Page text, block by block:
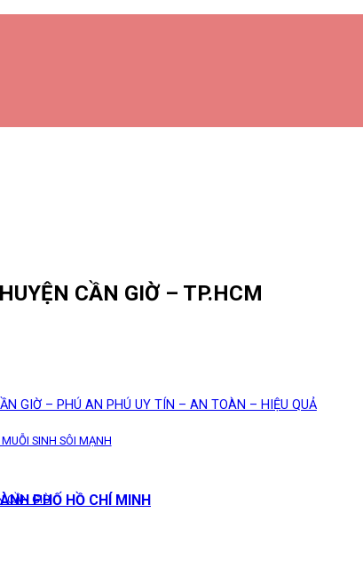
PHỐ HỒ CHÍ MINH
CẦN GIỜ – TP.HCM
GIỜ – PHÚ AN PHÚ UY TÍN – AN TOÀN – HIỆU QUẢ
SINH SÔI MẠNH
CẦN GIỜ